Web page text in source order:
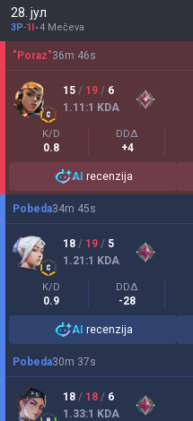
28. јул
3P-1I 4 Mečeva
"Poraz"36m 46s
15 / 19 / 6
1.11 :1 KDA
K/D
0.8
DDΔ
+4
AI recenzija
Pobeda34m 45s
18 / 19 / 5
1.21 :1 KDA
K/D
0.9
DDΔ
-28
AI recenzija
Pobeda30m 37s
18 / 18 / 6
1.33:1 KDA